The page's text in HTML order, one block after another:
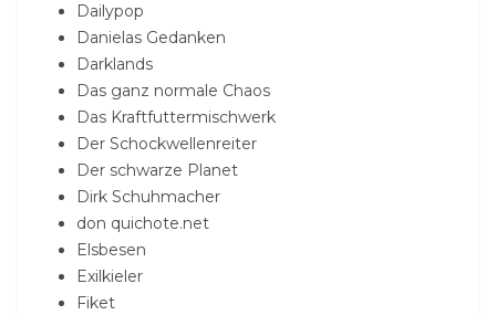
Dailypop
Danielas Gedanken
Darklands
Das ganz normale Chaos
Das Kraftfuttermischwerk
Der Schockwellenreiter
Der schwarze Planet
Dirk Schuhmacher
don quichote.net
Elsbesen
Exilkieler
Fiket